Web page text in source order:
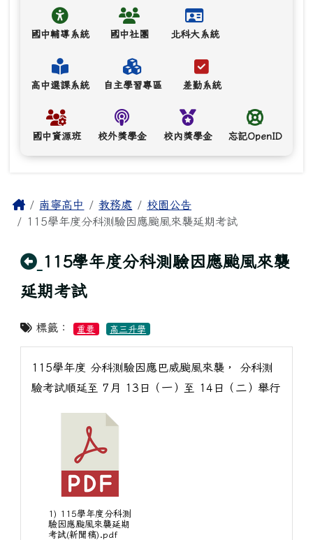
國中輔導系統 國中社團 北科大系統
高中選課系統 自主學習專區 差勤系統
國中資源班 校外獎學金 校內獎學金 忘記OpenID
主內容區域
Home南寧高中 教務處
校園公告
115學年度分科測驗因應颱風來襲延期考試
回上頁
115學年度分科測驗因應颱風來襲
延期考試
標籤： 重要 高三升學
115學年度 分科測驗因應巴威颱風來襲， 分科測
驗考試順延至 7月 13日（一）至 14日（二）舉行
1) 115學年度分科測
驗因應颱風來襲延期
考試(新聞稿).pdf